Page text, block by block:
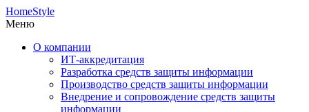
HomeStyle
Меню
О компании
ИТ-аккредитация
Разработка средств защиты информации
Производство средств защиты информации
Внедрение и сопровождение средств защиты
информации